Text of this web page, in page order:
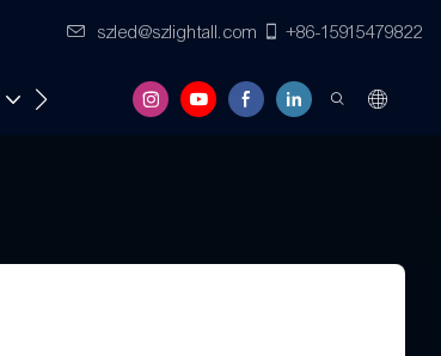
szled@szlightall.com +86-15915479822
РЕСУРСИ И ПОДДРЪЖКА